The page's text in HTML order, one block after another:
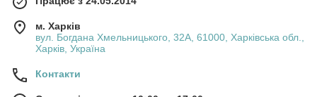
м. Харків
вул. Богдана Хмельницького, 32А, 61000, Харківська обл.,
Харків, Україна
Контакти